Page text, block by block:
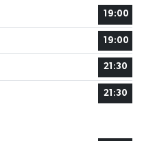
19:00
19:00
21:30
21:30